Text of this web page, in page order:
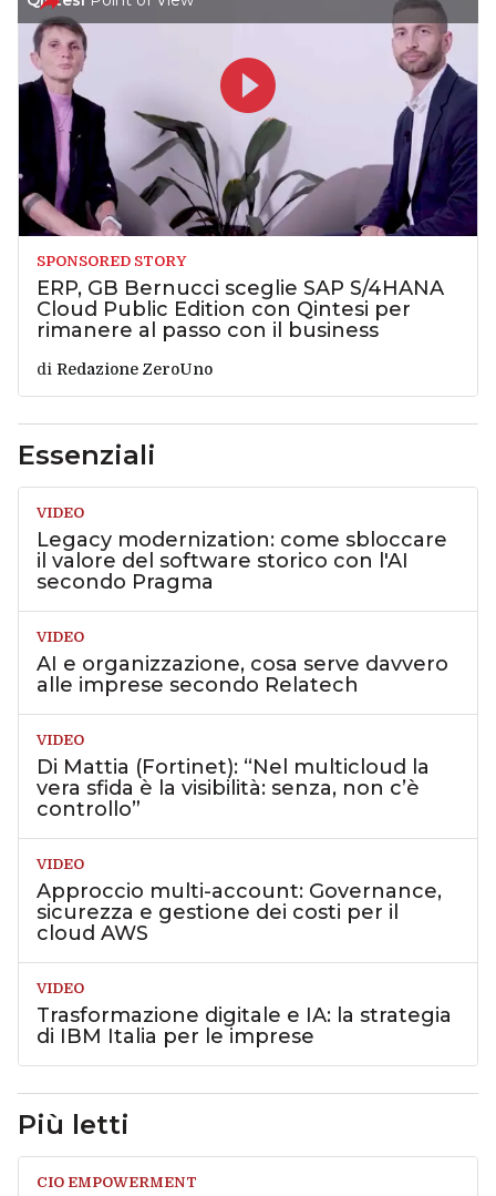
SPONSORED STORY
ERP, GB Bernucci sceglie SAP S/4HANA
Cloud Public Edition con Qintesi per
rimanere al passo con il business
di Redazione ZeroUno
Essenziali
VIDEO
Legacy modernization: come sbloccare
il valore del software storico con l'AI
secondo Pragma
VIDEO
AI e organizzazione, cosa serve davvero
alle imprese secondo Relatech
VIDEO
Di Mattia (Fortinet): “Nel multicloud la
vera sfida è la visibilità: senza, non c’è
controllo”
VIDEO
Approccio multi-account: Governance,
sicurezza e gestione dei costi per il
cloud AWS
VIDEO
Trasformazione digitale e IA: la strategia
di IBM Italia per le imprese
Più letti
CIO EMPOWERMENT